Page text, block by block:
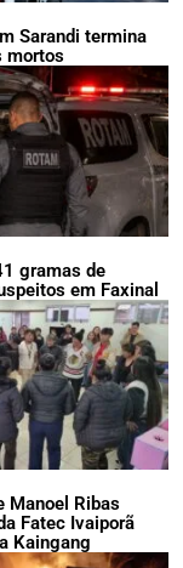
Sarandi termina
mortos
gramas de
em Faxinal
Manoel Ribas
Fatec Ivaiporã
Kaingang